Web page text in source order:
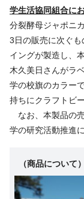
学生活協同組合に
分裂酵母ジャポニ
3日の販売に次ぐ
イングが製造し、
木久美日さんがラ
学の校旗のカラー
持ちにクラフトビ
なお、本製品の
学の研究活動推進
（商品について）